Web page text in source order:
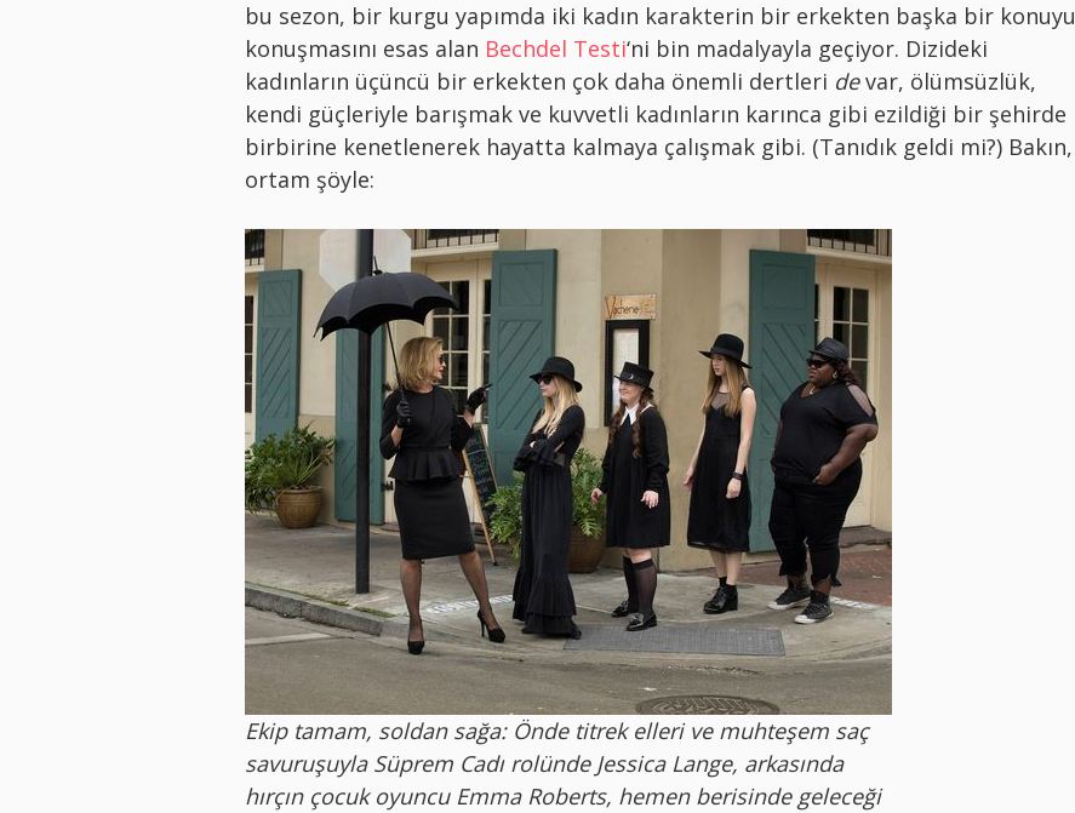
bu sezon, bir kurgu yapımda iki kadın karakterin bir erkekten başka bir konuyu
konuşmasını esas alan Bechdel Testi‘ni bin madalyayla geçiyor. Dizideki
kadınların üçüncü bir erkekten çok daha önemli dertleri devar, ölümsüzlük,
kendi güçleriyle barışmak ve kuvvetli kadınların karınca gibi ezildiği bir şehirde
birbirine kenetlenerek hayatta kalmaya çalışmak gibi. (Tanıdık geldi mi?) Bakın,
ortam şöyle:
Ekip tamam, soldan sağa: Önde titrek elleri ve muhteşem saç
savuruşuyla Süprem Cadı rolünde Jessica Lange, arkasında
hırçın çocuk oyuncu Emma Roberts, hemen berisinde geleceği